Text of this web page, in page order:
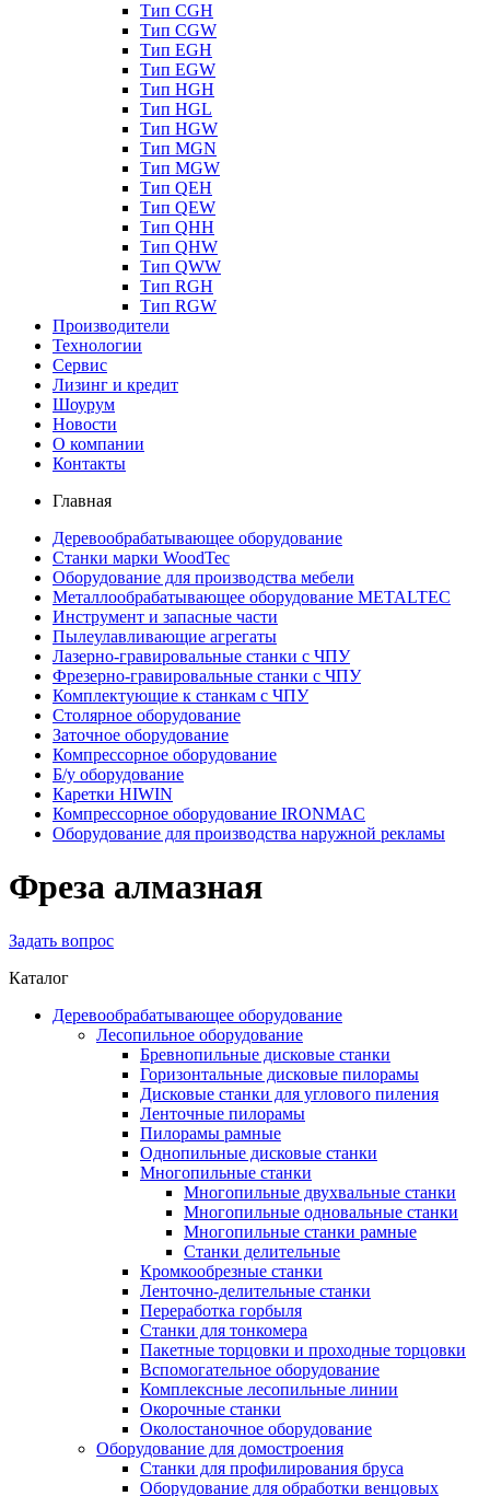
Тип CGH
Тип CGW
Тип EGH
Тип EGW
Тип HGH
Тип HGL
Тип HGW
Тип MGN
Тип MGW
Тип QEH
Тип QEW
Тип QHH
Тип QHW
Тип QWW
Тип RGH
Тип RGW
Производители
Технологии
Сервис
Лизинг и кредит
Шоурум
Новости
О компании
Контакты
Главная
Деревообрабатывающее оборудование
Станки марки WoodTec
Оборудование для производства мебели
Металлообрабатывающее оборудование METALTEC
Инструмент и запасные части
Пылеулавливающие агрегаты
Лазерно-гравировальные станки с ЧПУ
Фрезерно-гравировальные станки с ЧПУ
Комплектующие к станкам с ЧПУ
Столярное оборудование
Заточное оборудование
Компрессорное оборудование
Б/у оборудование
Каретки HIWIN
Компрессорное оборудование IRONMAC
Оборудование для производства наружной рекламы
Фреза алмазная
Задать вопрос
Каталог
Деревообрабатывающее оборудование
Лесопильное оборудование
Бревнопильные дисковые станки
Горизонтальные дисковые пилорамы
Дисковые станки для углового пиления
Ленточные пилорамы
Пилорамы рамные
Однопильные дисковые станки
Многопильные станки
Многопильные двухвальные станки
Многопильные одновальные станки
Многопильные станки рамные
Станки делительные
Кромкообрезные станки
Ленточно-делительные станки
Переработка горбыля
Станки для тонкомера
Пакетные торцовки и проходные торцовки
Вспомогательное оборудование
Комплексные лесопильные линии
Окорочные станки
Околостаночное оборудование
Оборудование для домостроения
Станки для профилирования бруса
Оборудование для обработки венцовых